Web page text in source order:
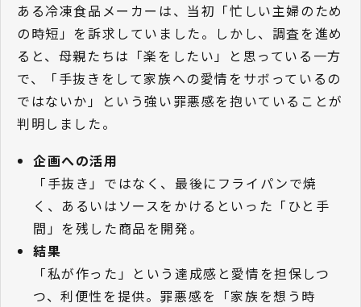
ある冷凍食品メーカーは、当初「忙しい主婦のため
の時短」を訴求していました。しかし、調査を進め
ると、母親たちは「楽をしたい」と思っている一方
で、「手抜きをして家族への愛情をサボっているの
ではないか」という強い罪悪感を抱いていることが
判明しました。
企画への活用
「手抜き」ではなく、最後にフライパンで焼
く、あるいはソースをかけるといった「ひと手
間」を残した商品を開発。
結果
「私が作った」という達成感と愛情を担保しつ
つ、利便性を提供。罪悪感を「家族を想う時